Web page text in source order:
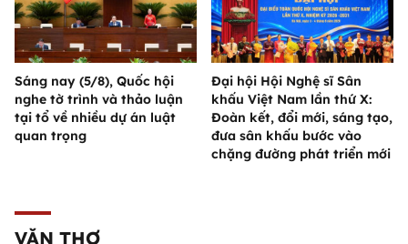
Sáng nay (5/8), Quốc hội
nghe tờ trình và thảo luận
tại tổ về nhiều dự án luật
quan trọng
Đại hội Hội Nghệ sĩ Sân
khấu Việt Nam lần thứ X:
Đoàn kết, đổi mới, sáng tạo,
đưa sân khấu bước vào
chặng đường phát triển mới
VĂN THƠ